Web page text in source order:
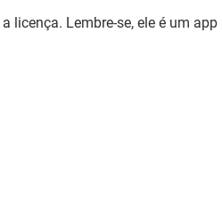
licença. Lembre-se, ele é um app